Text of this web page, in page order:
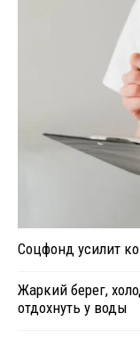
Соцфонд усилит
Жаркий берег,
отдохнуть у воды